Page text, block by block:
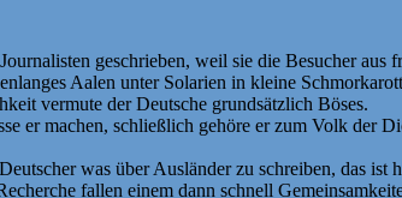
geschrieben, weil sie die Besucher aus
Aalen unter Solarien in kleine
vermute der Deutsche grundsätzlich Böses.
er machen, schließlich gehöre er zum Volk der
was über Ausländer zu schreiben, das ist
fallen einem dann schnell